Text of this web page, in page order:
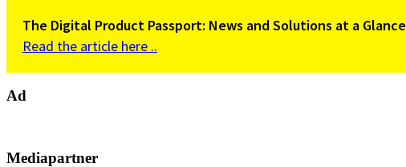
The Digital Product Passport: News and Solutions at a Glance
Read the article here ..
Ad
Mediapartner